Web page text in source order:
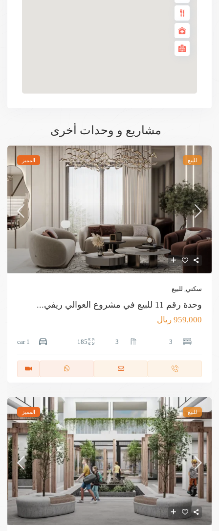
مشاريع و وحدات أخرى
المميز للبيع
سكني للبيع
وحدة رقم 11 للبيع في مشروع العوالي ريفي...
959,000 ريال
3
3
185
1 car
المميز للبيع